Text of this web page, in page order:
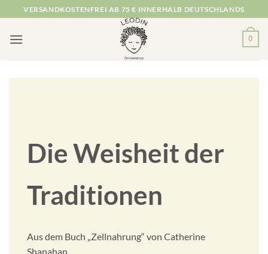
Inhalt
springen
VERSANDKOSTENFREI AB 75 € INNERHALB DEUTSCHLANDS
0
Die Weisheit der
Traditionen
Aus dem Buch „Zellnahrung“ von Catherine
Shanahan